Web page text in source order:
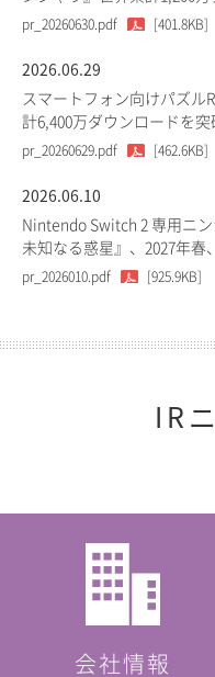
pr_20260630.pdf [401.8KB]
2026.06.29
スマートフォン向けパズル
計6,400万ダウンロードを突
pr_20260629.pdf [462.6KB]
2026.06.10
Nintendo Switch 2 専用ニ
未知なる惑星』、2027年春
pr_2026010.pdf [925.9KB]
IR
会社情報